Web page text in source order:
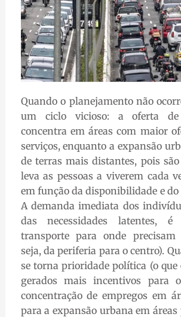
Quando o planejamento não
um ciclo vicioso: a oferta de
concentra em áreas com maior
serviços, enquanto a expansão
de terras mais distantes, pois
leva as pessoas a viverem cada
em função da disponibilidade e do
A demanda imediata dos
das necessidades latentes,
transporte para onde
seja, da periferia para o centro).
se torna prioridade política (o que
gerados mais incentivos para
concentração de empregos em
para a expansão urbana em áreas